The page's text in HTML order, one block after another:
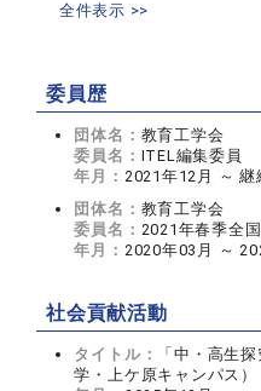
全件表示 >>
委員歴
団体名： 教育工学会
委員名： ITEL編集委員
年月： 2021年12月 ～ 継
団体名： 教育工学会
委員名： 2021年春季全
年月： 2020年03月 ～
社会貢献活動
タイトル：
「中・高生
学・上ケ原キャンパス）